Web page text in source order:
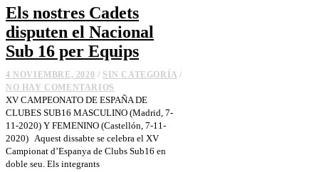
Els nostres Cadets
disputen el Nacional
Sub 16 per Equips
4 NOVIEMBRE, 2020 / SIN CATEGORÍA /
NO HAY COMENTARIOS
XV CAMPEONATO DE ESPAÑA DE
CLUBES SUB16 MASCULINO (Madrid, 7-
11-2020) Y FEMENINO (Castellón, 7-11-
2020) Aquest dissabte se celebra el XV
Campionat d’Espanya de Clubs Sub16 en
doble seu. Els integrants